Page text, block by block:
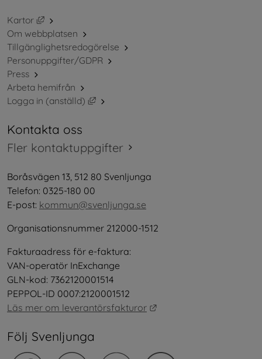
Kartor
Länk till annan webbplats, öppnas i nytt fönster.
Om webbplatsen
Tillgänglighetsredogörelse
Personuppgifter/GDPR
Press
Arbeta hemifrån
Logga in (anställd)
Länk till annan webbplats, öppnas i nytt
Kontakta oss
Fler kontaktuppgifter
Boråsvägen 13, 512 80 Svenljunga
Telefon: 0325-180 00
E-post: kommun@svenljunga.se
Organisationsnummer 212000-1512
Fakturaadress för e-faktura:
VAN-operatör InExchange
GLN-kod: 7362120001514
PEPPOL-ID 0007:2120001512
Läs mer om leverantörsfakturor
Följ Svenljunga